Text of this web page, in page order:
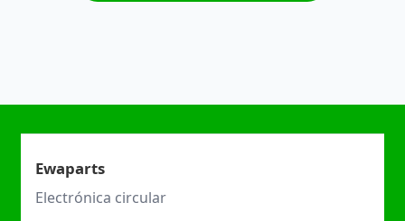
Ewaparts
Electrónica circular